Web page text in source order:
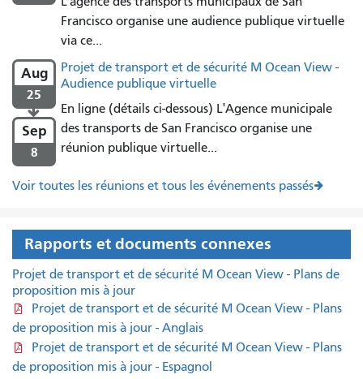
Francisco organise une audience publique virtuelle
via ce...
Aug
25

Sep
8
Projet de transport et de sécurité M Ocean View -
Audience publique virtuelle
En ligne (détails ci-dessous) L'Agence municipale
des transports de San Francisco organise une
réunion publique virtuelle...
Voir toutes les réunions et tous les événements passés
Rapports et documents connexes
Projet de transport et de sécurité M Ocean View - Plans de
proposition mis à jour
Projet de transport et de sécurité M Ocean View - Plans
de proposition mis à jour - Anglais
Projet de transport et de sécurité M Ocean View - Plans
de proposition mis à jour - Espagnol